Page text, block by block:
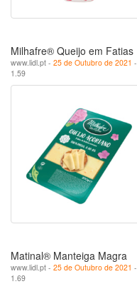
Milhafre® Queijo em Fatias
www.lidl.pt - 25 de Outubro de 2021 -
1.59
Matinal® Manteiga Magra
www.lidl.pt - 25 de Outubro de 2021 -
1.69